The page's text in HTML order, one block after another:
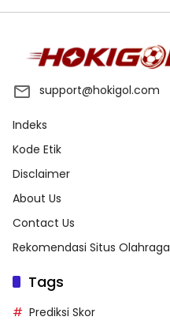
support@hokigol.com
Indeks
Kode Etik
Disclaimer
About Us
Contact Us
Rekomendasi Situs Olahraga
Tags
Prediksi Skor